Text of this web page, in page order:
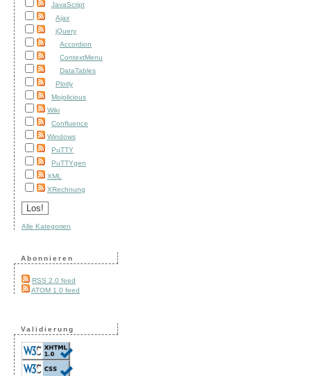
JavaScript
Ajax
jQuery
Accordion
ContextMenu
DataTables
Plotly
Mojolicious
Wiki
Confluence
Windows
PuTTY
PuTTYgen
XML
XRechnung
Alle Kategorien
Abonnieren
RSS 2.0 feed
ATOM 1.0 feed
Validierung